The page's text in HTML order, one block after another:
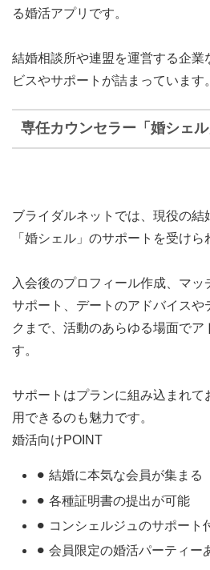
る婚活アプリです。
結婚相談所や連盟を運営する企業
ビスやサポートが詰まっています。
専任カウンセラー「婚シェ
ブライダルネットでは、 現役の結
「婚シェル」 のサポートを受けら
入会後のプロフィール作成、マ
サポート、デートのアドバイスや
クまで、 活動のあらゆる場面でア
す。
サポートはプランに組み込まれて
用できるのも魅力です。
婚活向けPOINT
⚫︎ 結婚に本気な会員が集まる
⚫︎ 各種証明書の提出が可能
⚫︎ コンシェルジュのサポート
⚫︎ 会員限定の婚活パーティー